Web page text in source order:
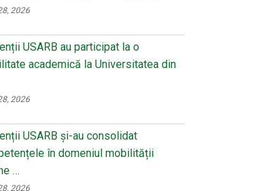
2026
USARB au participat la o
academică la Universitatea din
2026
USARB și-au consolidat
în domeniul mobilității
…
2026